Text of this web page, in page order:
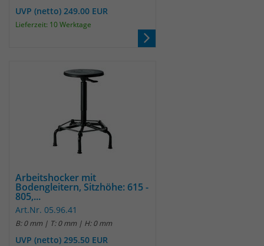
UVP (netto) 249.00 EUR
Lieferzeit: 10 Werktage
Arbeitshocker mit
Bodengleitern, Sitzhöhe: 615 -
805,...
Art.Nr. 05.96.41
B: 0 mm | T: 0 mm | H: 0 mm
UVP (netto) 295.50 EUR